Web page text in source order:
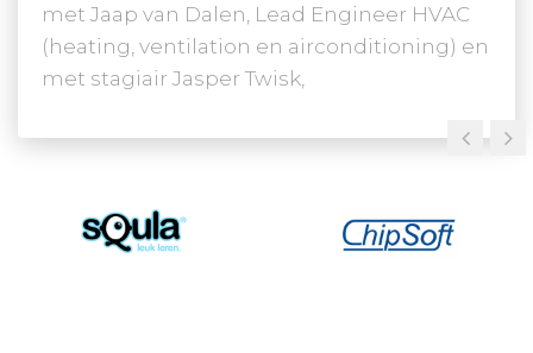
met Jaap van Dalen, Lead Engineer HVAC
(heating, ventilation en airconditioning) en
met stagiair Jasper Twisk,